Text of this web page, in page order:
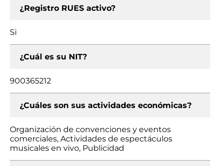
¿Registro RUES activo?
Si
¿Cuál es su NIT?
900365212
¿Cuáles son sus actividades económicas?
Organización de convenciones y eventos
comerciales, Actividades de espectáculos
musicales en vivo, Publicidad